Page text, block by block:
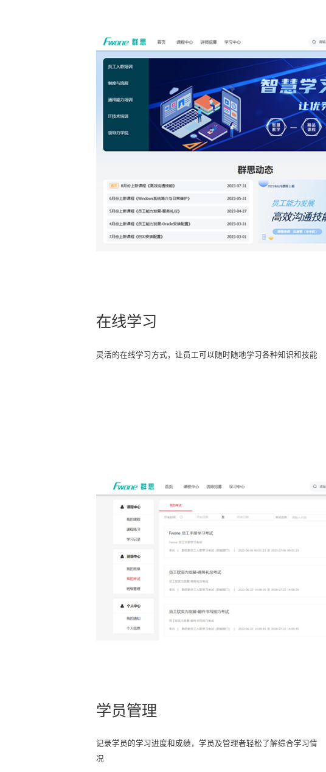
在线学习
灵活的在线学习方式，让员工可以随时随地学习各种知识和技能
学员管理
记录学员的学习进度和成绩，学员及管理者轻松了解综合学习情
况